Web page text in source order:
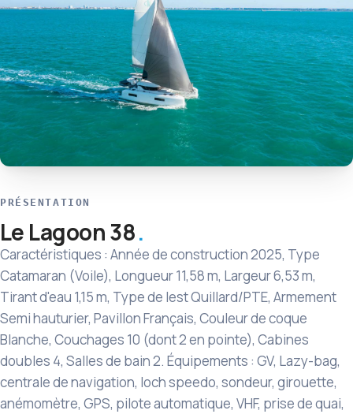
PRÉSENTATION
Le Lagoon 38
Caractéristiques : Année de construction 2025, Type
Catamaran (Voile), Longueur 11,58 m, Largeur 6,53 m,
Tirant d'eau 1,15 m, Type de lest Quillard/PTE, Armement
Semi hauturier, Pavillon Français, Couleur de coque
Blanche, Couchages 10 (dont 2 en pointe), Cabines
doubles 4, Salles de bain 2. Équipements : GV, Lazy-bag,
centrale de navigation, loch speedo, sondeur, girouette,
anémomètre, GPS, pilote automatique, VHF, prise de quai,